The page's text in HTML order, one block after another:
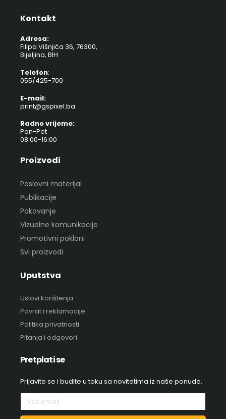
Kontakt
Adresa:
Filipa Višnjića 36, 76300,
Bijeljina, BIH
Telefon:
055/425-700
E-mail:
print@gspixel.ba
Radno vrijeme:
Pon-Pet
08:00-16:00
Proizvodi
Poslovni materijal
Publikacije
Pakovanje
Vizuelne komunikacije
Promotivni pokloni
Svi proizvodi
Uputstva
Uslovi korištenja
Povrat i reklamacije
Politika privatnosti
Pitanja i odgovori
Pretplati se
Prijavite se i budite u toku sa novitetima iz naše ponude.